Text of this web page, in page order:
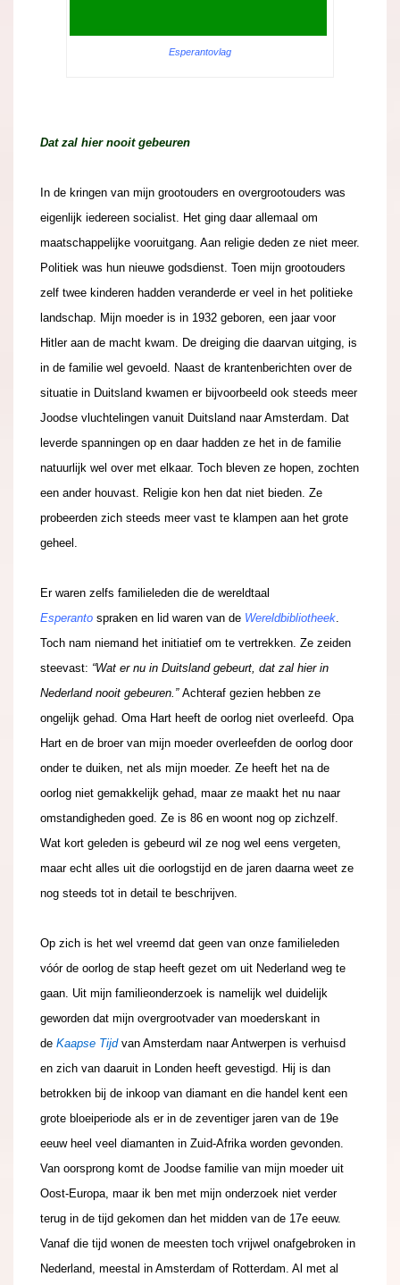
Esperantovlag
Dat zal hier nooit gebeuren
In de kringen van mijn grootouders en overgrootouders was
eigenlijk iedereen socialist. Het ging daar allemaal om
maatschappelijke vooruitgang. Aan religie deden ze niet meer.
Politiek was hun nieuwe godsdienst. Toen mijn grootouders
zelf twee kinderen hadden veranderde er veel in het politieke
landschap. Mijn moeder is in 1932 geboren, een jaar voor
Hitler aan de macht kwam. De dreiging die daarvan uitging, is
in de familie wel gevoeld. Naast de krantenberichten over de
situatie in Duitsland kwamen er bijvoorbeeld ook steeds meer
Joodse vluchtelingen vanuit Duitsland naar Amsterdam. Dat
leverde spanningen op en daar hadden ze het in de familie
natuurlijk wel over met elkaar. Toch bleven ze hopen, zochten
een ander houvast. Religie kon hen dat niet bieden. Ze
probeerden zich steeds meer vast te klampen aan het grote
geheel.
Er waren zelfs familieleden die de wereldtaal
Esperanto spraken en lid waren van de Wereldbibliotheek
Toch nam niemand het initiatief om te vertrekken. Ze zeiden
steevast: “Wat er nu in Duitsland gebeurt, dat zal hier in
Nederland nooit gebeuren.” Achteraf gezien hebben ze
ongelijk gehad. Oma Hart heeft de oorlog niet overleefd. Opa
Hart en de broer van mijn moeder overleefden de oorlog door
onder te duiken, net als mijn moeder. Ze heeft het na de
oorlog niet gemakkelijk gehad, maar ze maakt het nu naar
omstandigheden goed. Ze is 86 en woont nog op zichzelf.
Wat kort geleden is gebeurd wil ze nog wel eens vergeten,
maar echt alles uit die oorlogstijd en de jaren daarna weet ze
nog steeds tot in detail te beschrijven.
Op zich is het wel vreemd dat geen van onze familieleden
vóór de oorlog de stap heeft gezet om uit Nederland weg te
gaan. Uit mijn familieonderzoek is namelijk wel duidelijk
geworden dat mijn overgrootvader van moederskant in
de Kaapse Tijd van Amsterdam naar Antwerpen is verhuisd
en zich van daaruit in Londen heeft gevestigd. Hij is dan
betrokken bij de inkoop van diamant en die handel kent een
grote bloeiperiode als er in de zeventiger jaren van de 19e
eeuw heel veel diamanten in Zuid-Afrika worden gevonden.
Van oorsprong komt de Joodse familie van mijn moeder uit
Oost-Europa, maar ik ben met mijn onderzoek niet verder
terug in de tijd gekomen dan het midden van de 17e eeuw.
Vanaf die tijd wonen de meesten toch vrijwel onafgebroken in
Nederland, meestal in Amsterdam of Rotterdam. Al met al